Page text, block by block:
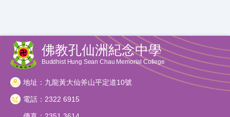
佛教孔仙洲紀念中學
Buddhist Hung Sean Chau Memorial College
地址：九龍黃大仙斧山平定道10號
電話：2322 6915